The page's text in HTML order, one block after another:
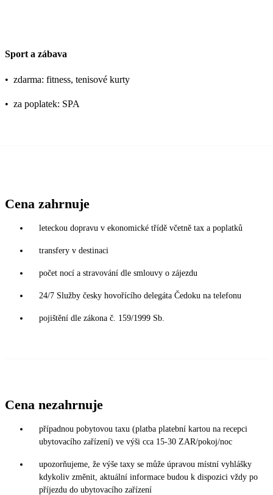
Sport a zábava
• zdarma: fitness, tenisové kurty
• za poplatek: SPA
Cena zahrnuje
leteckou dopravu v ekonomické třídě včetně tax a poplatků
transfery v destinaci
počet nocí a stravování dle smlouvy o zájezdu
24/7 Služby česky hovořícího delegáta Čedoku na telefonu
pojištění dle zákona č. 159/1999 Sb.
Cena nezahrnuje
případnou pobytovou taxu (platba platební kartou na recepci
ubytovacího zařízení) ve výši cca 15-30 ZAR/pokoj/noc
upozorňujeme, že výše taxy se může úpravou místní vyhlášky
kdykoliv změnit, aktuální informace budou k dispozici vždy po
příjezdu do ubytovacího zařízení